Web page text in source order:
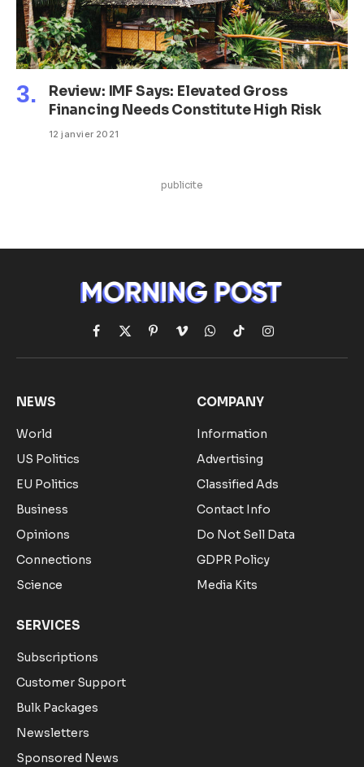
Review: IMF Says: Elevated Gross
Financing Needs Constitute High Risk
12 janvier 2021
publicite
Facebook
X
(Twitter)
Pinterest
VimeoWhatsApp
TikTokInstagram
NEWS
World
US Politics
EU Politics
Business
Opinions
Connections
Science
COMPANY
Information
Advertising
Classified Ads
Contact Info
Do Not Sell Data
GDPR Policy
Media Kits
SERVICES
Subscriptions
Customer Support
Bulk Packages
Newsletters
Sponsored News